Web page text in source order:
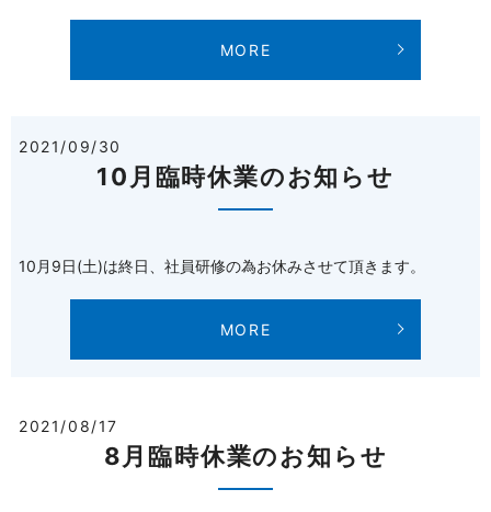
MORE
2021/09/30
10月臨時休業のお知らせ
10月9日(土)は終日、社員研修の為お休みさせて頂きます。
MORE
2021/08/17
8月臨時休業のお知らせ